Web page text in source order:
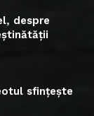
despre
sfințește